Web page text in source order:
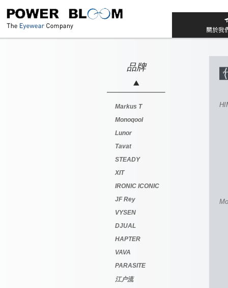
品牌
Markus T
Monoqool
Lunor
Tavat
STEADY
XIT
IRONIC ICONIC
JF Rey
VYSEN
DJUAL
HAPTER
VAVA
PARASITE
江户流